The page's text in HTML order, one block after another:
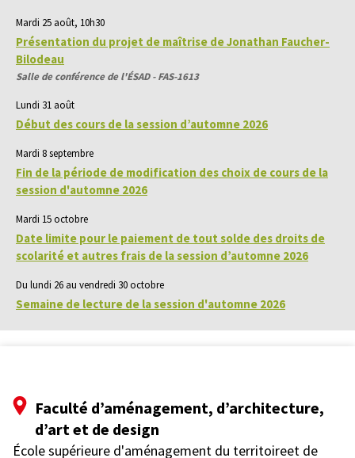
Mardi 25 août, 10h30
Présentation du projet de maîtrise de Jonathan Faucher-
Bilodeau
Salle de conférence de l'ÉSAD - FAS-1613
Lundi 31 août
Début des cours de la session d’automne 2026
Mardi 8 septembre
Fin de la période de modification des choix de cours de la
session d'automne 2026
Mardi 15 octobre
Date limite pour le paiement de tout solde des droits de
scolarité et autres frais de la session d’automne 2026
Du lundi 26 au vendredi 30 octobre
Semaine de lecture de la session d'automne 2026
Faculté d’aménagement, d’architecture,
d’art et de design
École supérieure d'aménagement du territoireet de